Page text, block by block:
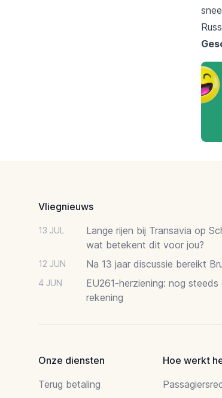
Vliegnieuws
13 JUL
Lange rijen bij Transavia op
wat betekent dit voor jou?
12 JUN Na 13 jaar discussie bereikt
4 JUN
EU261-herziening: nog
rekening
Onze diensten
Terug betaling
Hoe werkt